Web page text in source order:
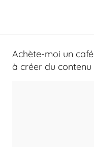
Achète-moi un café
à créer du contenu